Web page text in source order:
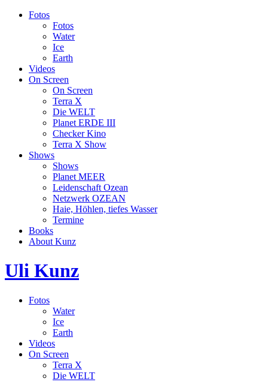
Fotos
Fotos
Water
Ice
Earth
Videos
On Screen
On Screen
Terra X
Die WELT
Planet ERDE III
Checker Kino
Terra X Show
Shows
Shows
Planet MEER
Leidenschaft Ozean
Netzwerk OZEAN
Haie, Höhlen, tiefes Wasser
Termine
Books
About Kunz
Uli Kunz
Fotos
Water
Ice
Earth
Videos
On Screen
Terra X
Die WELT